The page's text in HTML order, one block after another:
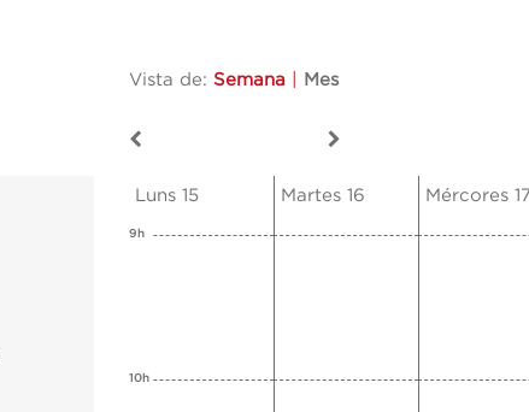
Vista de: Semana Mes
Luns 15 Martes 16 Mércores 17
9h
10h